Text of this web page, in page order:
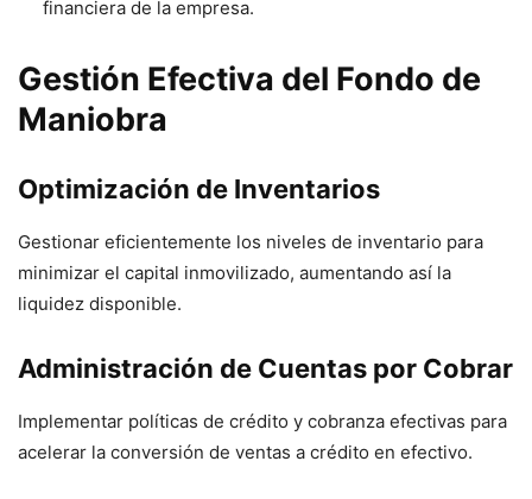
financiera de la empresa.
Gestión Efectiva del Fondo de
Maniobra
Optimización de Inventarios
Gestionar eficientemente los niveles de inventario para
minimizar el capital inmovilizado, aumentando así la
liquidez disponible.
Administración de Cuentas por Cobrar
Implementar políticas de crédito y cobranza efectivas para
acelerar la conversión de ventas a crédito en efectivo.